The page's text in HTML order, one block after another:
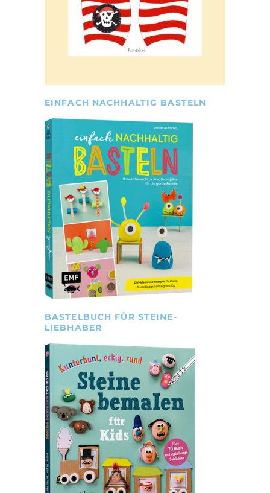
EINFACH NACHHALTIG BASTELN
BASTELBUCH FÜR STEINE-
LIEBHABER